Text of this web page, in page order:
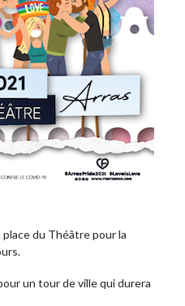
du Théâtre pour la
un tour de ville qui durera